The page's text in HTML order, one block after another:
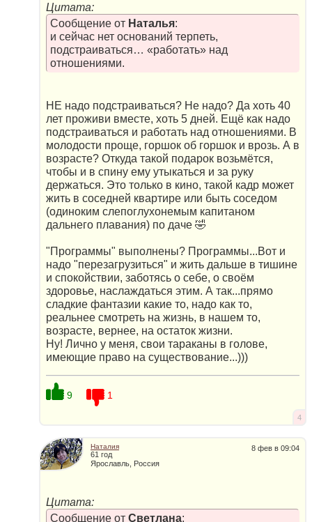
Цитата:
Сообщение от Наталья:
и сейчас нет оснований терпеть,
подстраиваться… «работать» над
отношениями.
НЕ надо подстраиваться? Не надо? Да хоть 40
лет проживи вместе, хоть 5 дней. Ещё как надо
подстраиваться и работать над отношениями. В
молодости проще, горшок об горшок и врозь. А в
возрасте? Откуда такой подарок возьмётся,
чтобы и в спину ему утыкаться и за руку
держаться. Это только в кино, такой кадр может
жить в соседней квартире или быть соседом
(одиноким слепоглухонемым капитаном
дальнего плавания) по даче 🤣
"Программы" выполнены? Программы...Вот и
надо "перезагрузиться" и жить дальше в тишине
и спокойствии, заботясь о себе, о своём
здоровье, наслаждаться этим. А так...прямо
сладкие фантазии какие то, надо как то,
реальнее смотреть на жизнь, в нашем то,
возрасте, вернее, на остаток жизни.
Ну! Лично у меня, свои тараканы в голове,
имеющие право на существование...)))
9 1
4
8 фев в 09:04
Наталия
61 год
Ярославль, Россия
Цитата:
Сообщение от Светлана: